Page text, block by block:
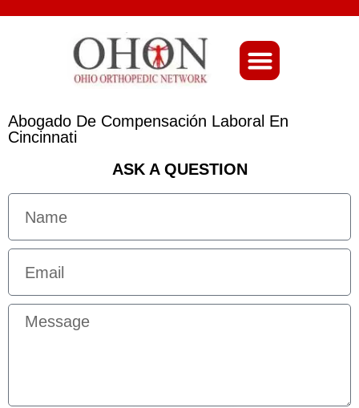
Abogado De Compensación Laboral En
Cincinnati
ASK A QUESTION